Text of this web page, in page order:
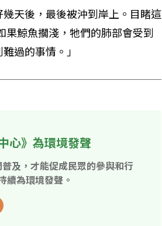
天後，最後被沖到岸上。目睹這
鯨魚擱淺，牠們的肺部會受到
過的事情。」
心》為環境發聲
及，才能促成民眾的參與和行
續為環境發聲。